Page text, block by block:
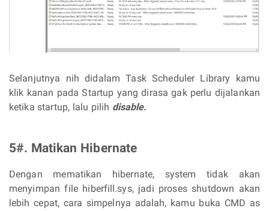
Selanjutnya nih didalam Task Scheduler Library kamu
klik kanan pada Startup yang dirasa gak perlu dijalankan
ketika startup, lalu pilih disable.
5#. Matikan Hibernate
Dengan mematikan hibernate, system tidak akan
menyimpan file hiberfill.sys, jadi proses shutdown akan
lebih cepat, cara simpelnya adalah, kamu buka CMD as